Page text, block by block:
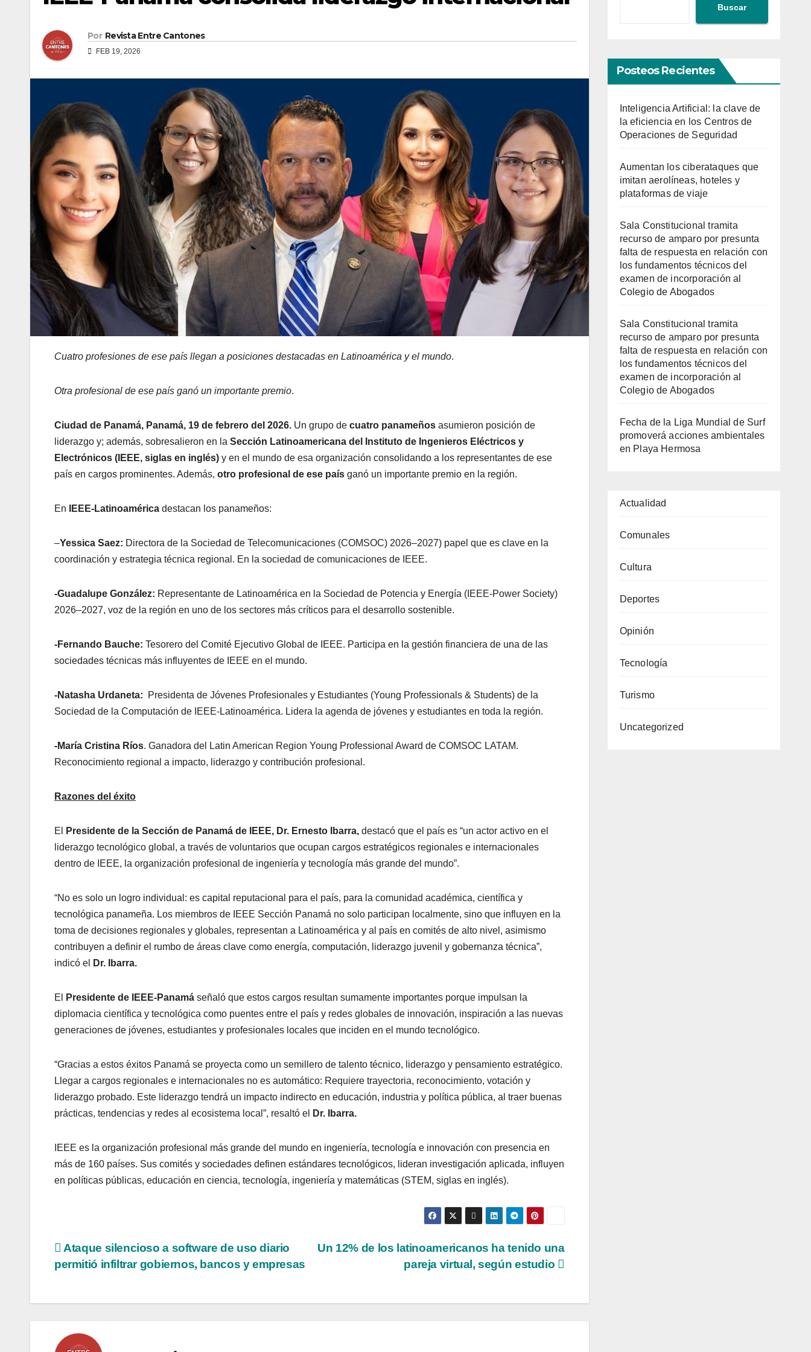
Por Revista Entre Cantones
FEB 19, 2026
Cuatro profesiones de ese país llegan a posiciones destacadas en Latinoamérica y el mundo.
Otra profesional de ese país ganó un importante premio.
Ciudad de Panamá, Panamá, 19 de febrero del 2026. Un grupo de cuatro panameños asumieron posición de
liderazgo y; además, sobresalieron en la Sección Latinoamericana del Instituto de Ingenieros Eléctricos y
Electrónicos (IEEE, siglas en inglés) y en el mundo de esa organización consolidando a los representantes de ese
país en cargos prominentes. Además, otro profesional de ese país ganó un importante premio en la región.
En IEEE-Latinoamérica destacan los panameños:
–Yessica Saez: Directora de la Sociedad de Telecomunicaciones (COMSOC) 2026–2027) papel que es clave en la
coordinación y estrategia técnica regional. En la sociedad de comunicaciones de IEEE.
-Guadalupe González: Representante de Latinoamérica en la Sociedad de Potencia y Energía (IEEE-Power Society)
2026–2027, voz de la región en uno de los sectores más críticos para el desarrollo sostenible.
-Fernando Bauche: Tesorero del Comité Ejecutivo Global de IEEE. Participa en la gestión financiera de una de las
sociedades técnicas más influyentes de IEEE en el mundo.
-Natasha Urdaneta:
Presidenta de Jóvenes Profesionales y Estudiantes (Young Professionals & Students) de la
Sociedad de la Computación de IEEE-Latinoamérica. Lidera la agenda de jóvenes y estudiantes en toda la región.
-María Cristina Ríos. Ganadora del Latin American Region Young Professional Award de COMSOC LATAM.
Reconocimiento regional a impacto, liderazgo y contribución profesional.
Razones del éxito
El Presidente de la Sección de Panamá de IEEE, Dr. Ernesto Ibarra, destacó que el país es “un actor activo en el
liderazgo tecnológico global, a través de voluntarios que ocupan cargos estratégicos regionales e internacionales
dentro de IEEE, la organización profesional de ingeniería y tecnología más grande del mundo”.
“No es solo un logro individual: es capital reputacional para el país, para la comunidad académica, científica y
tecnológica panameña. Los miembros de IEEE Sección Panamá no solo participan localmente, sino que influyen en la
toma de decisiones regionales y globales, representan a Latinoamérica y al país en comités de alto nivel, asimismo
contribuyen a definir el rumbo de áreas clave como energía, computación, liderazgo juvenil y gobernanza técnica”,
indicó el
Dr. Ibarra.
El Presidente de IEEE-Panamá señaló que estos cargos resultan sumamente importantes porque impulsan la
diplomacia científica y tecnológica como puentes entre el país y redes globales de innovación, inspiración a las nuevas
generaciones de jóvenes, estudiantes y profesionales locales que inciden en el mundo tecnológico.
“Gracias a estos éxitos Panamá se proyecta como un semillero de talento técnico, liderazgo y pensamiento estratégico.
Llegar a cargos regionales e internacionales no es automático: Requiere trayectoria, reconocimiento, votación y
liderazgo probado. Este liderazgo tendrá un impacto indirecto en educación, industria y política pública, al traer buenas
prácticas, tendencias y redes al ecosistema local”, resaltó el
Dr. Ibarra.
IEEE es la organización profesional más grande del mundo en ingeniería, tecnología e innovación con presencia en
más de 160 países. Sus comités y sociedades definen estándares tecnológicos, lideran investigación aplicada, influyen
en políticas públicas, educación en ciencia, tecnología, ingeniería y matemáticas (STEM, siglas en inglés).
Navegación
de
entradas
Un 12% de los latinoamericanos ha tenido una
pareja virtual, según estudio
Ataque silencioso a software de uso diario
permitió infiltrar gobiernos, bancos y empresas
Buscar
Posteos Recientes
Inteligencia Artificial: la clave de
la eficiencia en los Centros de
Operaciones de Seguridad
Aumentan los ciberataques que
imitan aerolíneas, hoteles y
plataformas de viaje
Sala Constitucional tramita
recurso de amparo por presunta
falta de respuesta en relación con
los fundamentos técnicos del
examen de incorporación al
Colegio de Abogados
Sala Constitucional tramita
recurso de amparo por presunta
falta de respuesta en relación con
los fundamentos técnicos del
examen de incorporación al
Colegio de Abogados
Fecha de la Liga Mundial de Surf
promoverá acciones ambientales
en Playa Hermosa
Actualidad
Comunales
Cultura
Deportes
Opinión
Tecnología
Turismo
Uncategorized